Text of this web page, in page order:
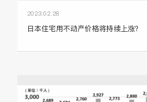
2023.02.28
日本住宅用不动产价格将持续上涨？